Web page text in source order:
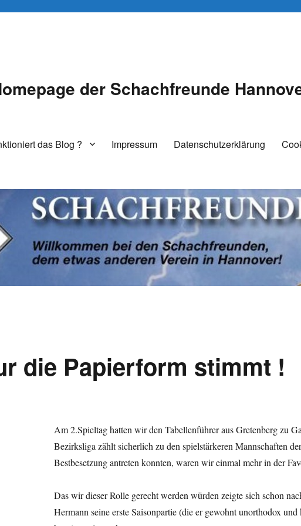
der Schachfreunde
das Blog ? Impressum Datenschutzerklärung
die Papierform stimmt !
Am 2.Spieltag hatten wir den Tabellenführer aus Gretenberg zu
Bezirksliga zählt sicherlich zu den spielstärkeren Mannschaften
Bestbesetzung antreten konnten, waren wir einmal mehr in der
Das wir dieser Rolle gerecht werden würden zeigte sich schon
Hermann seine erste Saisonpartie (die er gewohnt unorthodox